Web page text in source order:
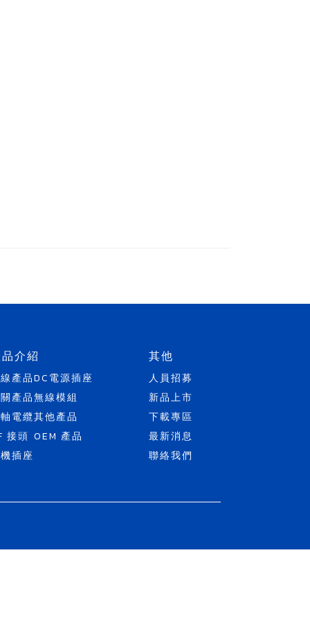
介紹
產品
產品
電纜
接頭
插座
DC電源插座
無線模組
其他產品
OEM 產品
其他
人員招募
新品上市
下載專區
最新消息
聯絡我們